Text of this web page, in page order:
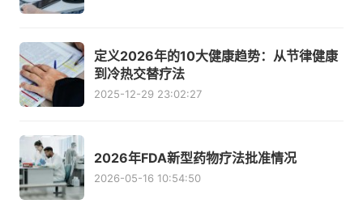
定义2026年的10大健康趋势：从节律健康
到冷热交替疗法
2025-12-29 23:02:27
2026年FDA新型药物疗法批准情况
2026-05-16 10:54:50